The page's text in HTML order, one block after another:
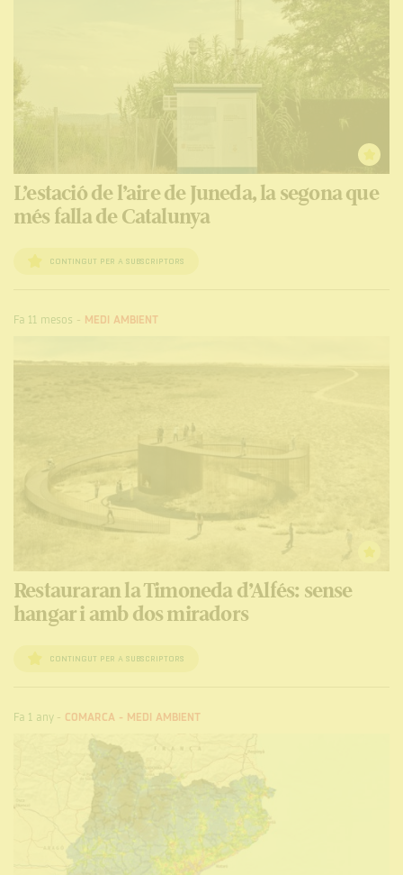
L’estació de l’aire de Juneda, la segona que
més falla de Catalunya
CONTINGUT PER A SUBSCRIPTORS
Fa 11 mesos - MEDI AMBIENT
Restauraran la Timoneda d’Alfés: sense
hangar i amb dos miradors
CONTINGUT PER A SUBSCRIPTORS
Fa 1 any- COMARCA - MEDI AMBIENT